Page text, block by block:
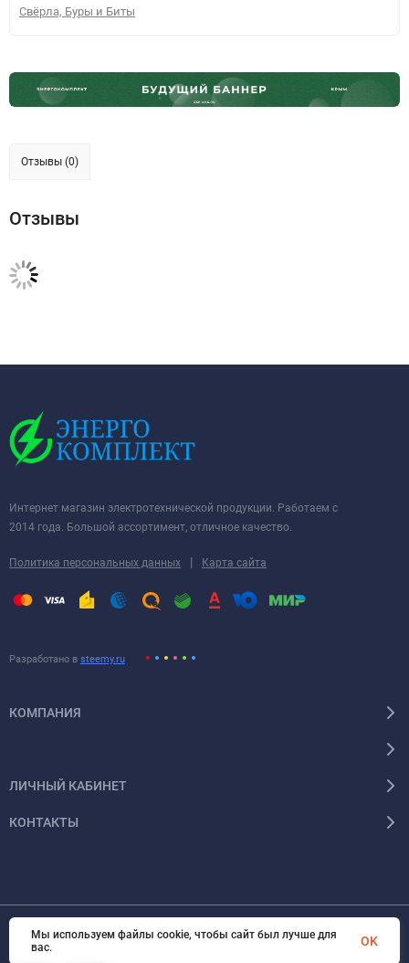
Свёрла, Буры и Биты
Отзывы (0)
Отзывы
Интернет магазин электротехнической продукции. Работаем с
2014 года. Большой ассортимент, отличное качество.
Политика персональных данных | Карта сайта
Разработано в steemy.ru
КОМПАНИЯ
ЛИЧНЫЙ КАБИНЕТ
КОНТАКТЫ
© 2026 Энергокомплект Крым. Все права защищены
Мы используем файлы cookie, чтобы сайт был лучше для
вас.
OK